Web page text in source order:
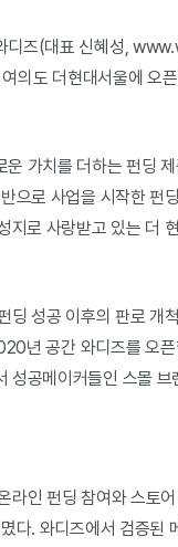
디즈(대표 신혜성,
의도 더현대서울에 오
운 가치를 더하는 펀딩
으로 사업을 시작한 펀
지로 사랑받고 있는 더
딩 성공 이후의 판로 개
년 공간 와디즈를 오
성공메이커들인 스몰
라인 펀딩 참여와 스토
다. 와디즈에서 검증된